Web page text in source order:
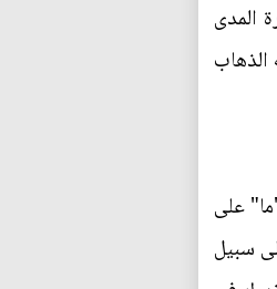
المدى
الذهاب
على
سبيل